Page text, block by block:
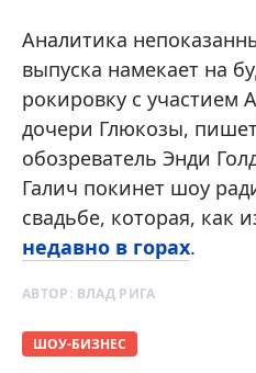
Аналитика
выпуска намекает на
рокировку с участием
дочери Глюкозы,
обозреватель Энди
Галич покинет шоу
свадьбе, которая, как
недавно в горах.
АВТОР: ВЛАД РИГА
ШОУ-БИЗНЕС